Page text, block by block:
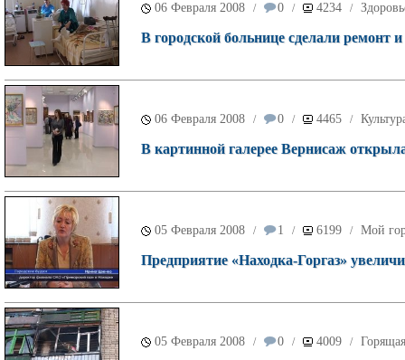
06 Февраля 2008 / 0 / 4234 /
В городской больнице сделали ремонт
06 Февраля 2008 / 0 / 4465 /
В картинной галерее Вернисаж
05 Февраля 2008 / 1 / 6199 / Мой
Предприятие «Находка-Горгаз»
05 Февраля 2008 / 0 / 4009 /